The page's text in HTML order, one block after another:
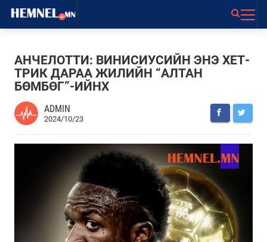
АНЧЕЛОТТИ: ВИНИСИУСИЙН ЭНЭ ХЕТ-
ТРИК ДАРАА ЖИЛИЙН “АЛТАН
БӨМБӨГ”-ИЙНХ
ADMIN
2024/10/23